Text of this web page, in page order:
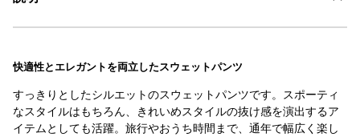
快適性とエレガントを両立したスウェットパンツ
すっきりとしたシルエットのスウェットパンツです。スポーティ
なスタイルはもちろん、きれいめスタイルの抜け感を演出するア
イテムとしても活躍。旅行やおうち時間まで、通年で幅広く楽し